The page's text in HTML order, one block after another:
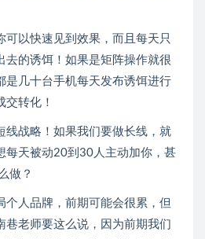
可以快速见到效果，而且每天只
去的诱饵！如果是矩阵操作就很
是几十台手机每天发布诱饵进行
交转化！
线战略！如果我们要做长线，就
每天被动20到30人主动加你，甚
做？
个人品牌，前期可能会很累，但
巷老师要这么说，因为前期我们